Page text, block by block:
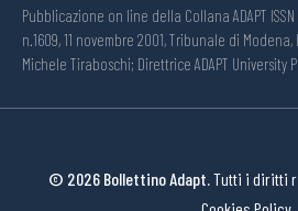
Pubblicazione on line della Collana ADAPT
n.1609, 11 novembre 2001, Tribunale di
Michele Tiraboschi; Direttrice ADAPT University
© 2026 Bollettino Adapt.Tutti i diritti